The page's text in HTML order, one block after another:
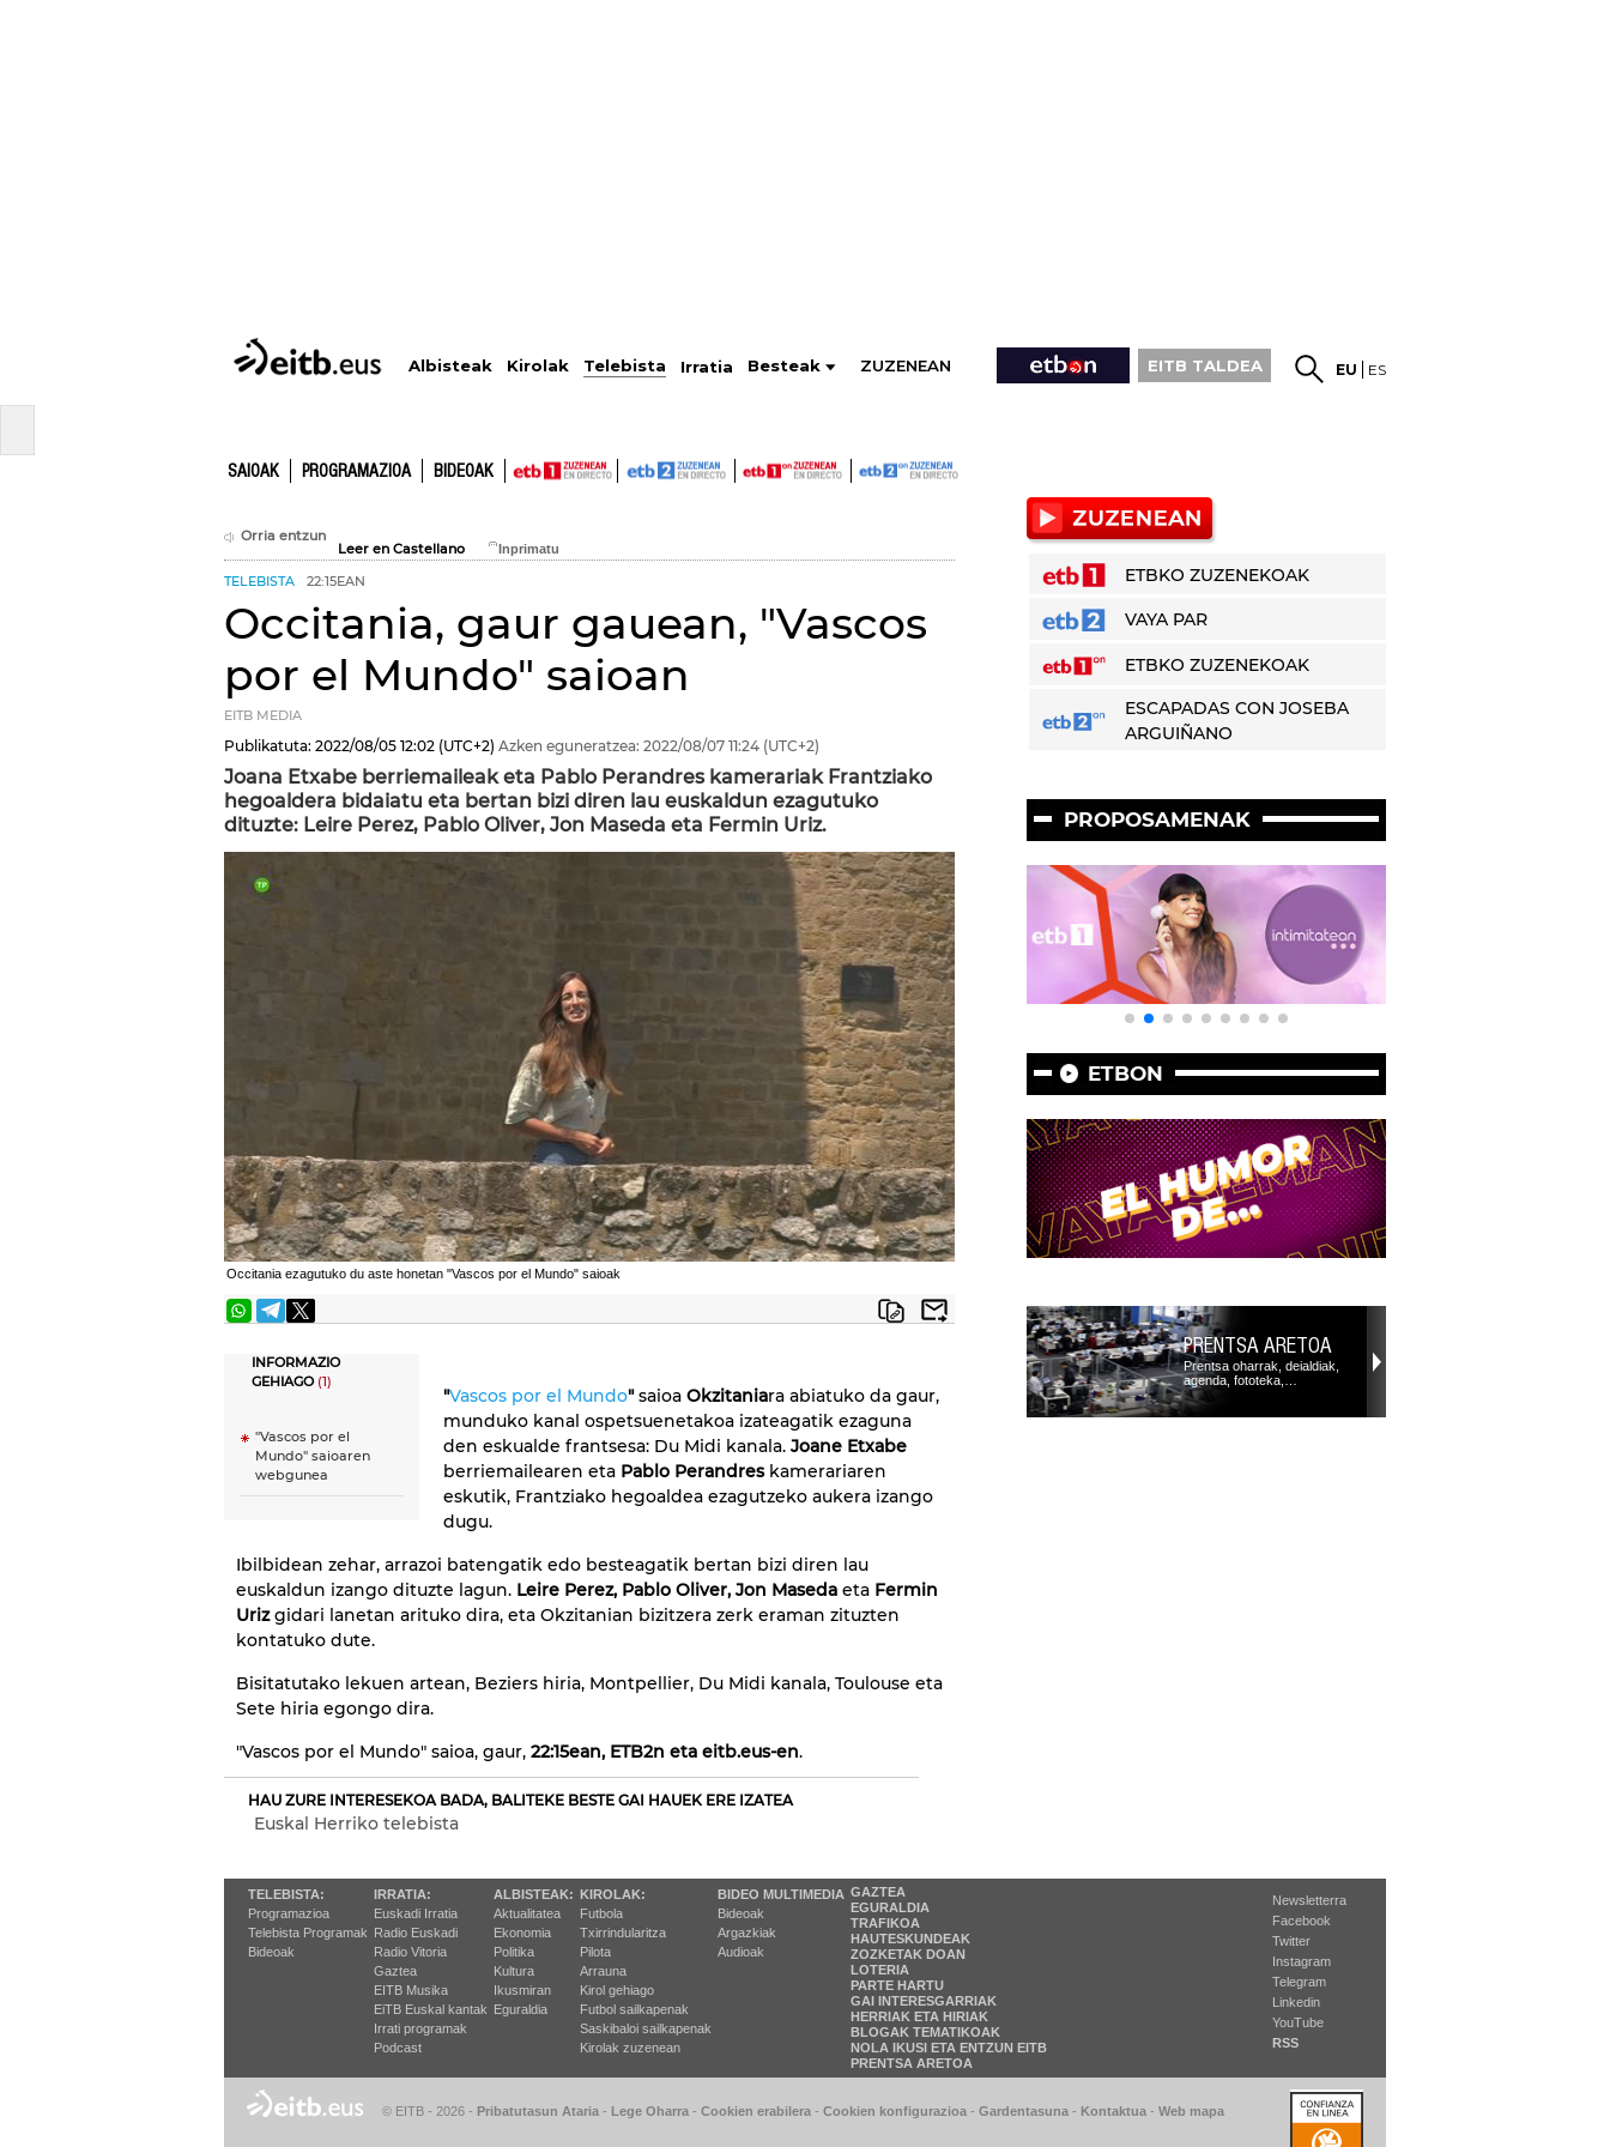
Albisteak Kirolak Telebista Irratia Besteak ZUZENEAN EITB TALDEA EU ES
SAIOAK PROGRAMAZIOA BIDEOAK
Orria entzun
Leer en Castellano
TELEBISTA 22:15EAN
Occitania, gaur gauean, "Vascos
por el Mundo" saioan
EITB MEDIA
Publikatuta: 2022/08/05 12:02 (UTC+2) Azken eguneratzea: 2022/08/07 11:24 (UTC+2)
Joana Etxabe berriemaileak eta Pablo Perandres kamerariak Frantziako
hegoaldera bidaiatu eta bertan bizi diren lau euskaldun ezagutuko
dituzte: Leire Perez, Pablo Oliver, Jon Maseda eta Fermin Uriz.
Occitania ezagutuko du aste honetan "Vascos por el Mundo" saioak
INFORMAZIO
GEHIAGO(1)
"Vascos por el
Mundo" saioaren
webgunea
"Vascos por el Mundo"saioa Okzitaniara abiatuko da gaur,
munduko kanal ospetsuenetakoa izateagatik ezaguna
den eskualde frantsesa: Du Midi kanala. Joane Etxabe
berriemailearen eta Pablo Perandreskamerariaren
eskutik, Frantziako hegoaldea ezagutzeko aukera izango
dugu.
Ibilbidean zehar, arrazoi batengatik edo besteagatik bertan bizi diren lau
euskaldun izango dituzte lagun. Leire Perez, Pablo Oliver, Jon Maseda eta Fermin
Urizgidari lanetan arituko dira, eta Okzitanian bizitzera zerk eraman zituzten
kontatuko dute.
Bisitatutako lekuen artean, Beziers hiria, Montpellier, Du Midi kanala, Toulouse eta
Sete hiria egongo dira.
"Vascos por el Mundo" saioa, gaur, 22:15ean, ETB2n eta eitb.eus-en.
HAU ZURE INTERESEKOA BADA, BALITEKE BESTE GAI HAUEK ERE IZATEA
Euskal Herriko telebista
ETBKO ZUZENEKOAK
VAYA PAR
ETBKO ZUZENEKOAK
ESCAPADAS CON JOSEBA
ARGUIÑANO
PROPOSAMENAK
ETBON
PRENTSA ARETOA
Prentsa oharrak, deialdiak,
agenda, fototeka,…
TELEBISTA:
Programazioa
Telebista Programak
Bideoak
IRRATIA:
Euskadi Irratia
Radio Euskadi
Radio Vitoria
Gaztea
EITB Musika
EiTB Euskal kantak
Irrati programak
Podcast
ALBISTEAK:
Aktualitatea
Ekonomia
Politika
Kultura
Ikusmiran
Eguraldia
KIROLAK:
Futbola
Txirrindularitza
Pilota
Arrauna
Kirol gehiago
Futbol sailkapenak
Saskibaloi sailkapenak
Kirolak zuzenean
BIDEO MULTIMEDIA
Bideoak
Argazkiak
Audioak
GAZTEA
EGURALDIA
TRAFIKOA
HAUTESKUNDEAK
ZOZKETAK DOAN
LOTERIA
PARTE HARTU
GAI INTERESGARRIAK
HERRIAK ETA HIRIAK
BLOGAK TEMATIKOAK
NOLA IKUSI ETA ENTZUN EITB
PRENTSA ARETOA
Newsletterra
Facebook
Twitter
Instagram
Telegram
Linkedin
YouTube
RSS
© EITB - 2026 - Pribatutasun Ataria - Lege Oharra - Cookien erabilera - Cookien konfigurazioa - Gardentasuna - Kontaktua - Web mapa